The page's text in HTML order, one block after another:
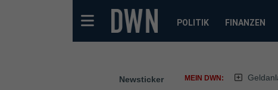
POLITIK FINANZEN
Newsticker MEIN DWN: